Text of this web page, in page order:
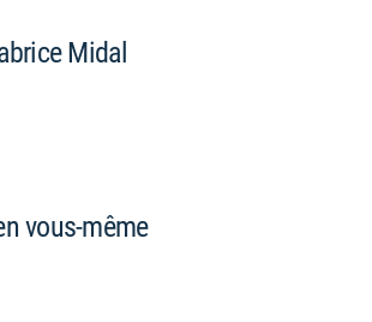
Midal
vous-même